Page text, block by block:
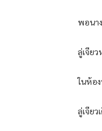
พอนา
ลู่เจีย
ในห้อ
ลู่เจีย